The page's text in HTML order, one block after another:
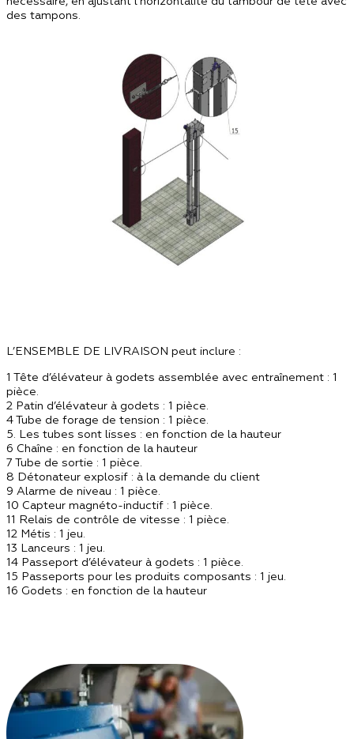
des tampons.
L’ENSEMBLE DE LIVRAISON peut inclure :
1 Tête d’élévateur à godets assemblée avec entraînement : 1
pièce.
2 Patin d’élévateur à godets : 1 pièce.
4 Tube de forage de tension : 1 pièce.
5. Les tubes sont lisses : en fonction de la hauteur
6 Chaîne : en fonction de la hauteur
7 Tube de sortie : 1 pièce.
8 Détonateur explosif : à la demande du client
9 Alarme de niveau : 1 pièce.
10 Capteur magnéto-inductif : 1 pièce.
11 Relais de contrôle de vitesse : 1 pièce.
12 Métis : 1 jeu.
13 Lanceurs : 1 jeu.
14 Passeport d’élévateur à godets : 1 pièce.
15 Passeports pour les produits composants : 1 jeu.
16 Godets : en fonction de la hauteur